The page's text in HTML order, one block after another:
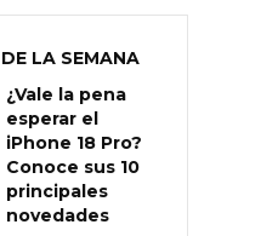
LA SEMANA
¿Vale la pena
esperar el
iPhone 18 Pro?
Conoce sus 10
principales
novedades